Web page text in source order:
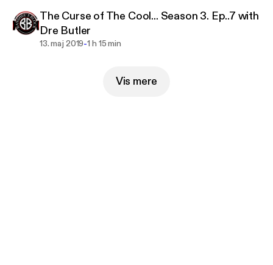
The Curse of The Cool... Season 3. Ep..7 with
Dre Butler
13. maj 2019-1 h 15 min
Vis mere